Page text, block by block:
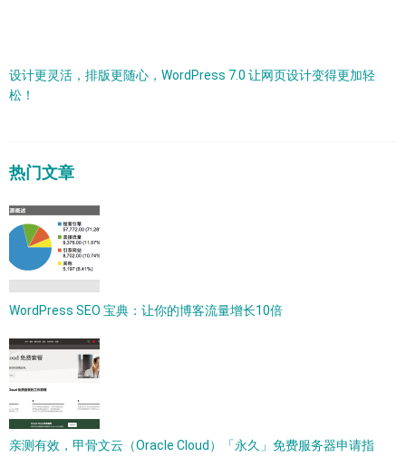
设计更灵活，排版更随心，WordPress 7.0 让网页设计变得更加轻
松！
热门文章
WordPress SEO 宝典：让你的博客流量增长10倍
亲测有效，甲骨文云（Oracle Cloud）「永久」免费服务器申请指